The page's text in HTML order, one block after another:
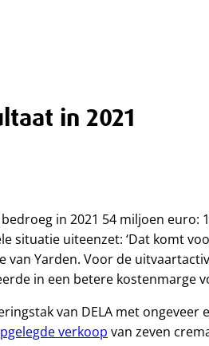
in 2021
in 2021 54 miljoen euro:
situatie uiteenzet: ‘Dat komt
van Yarden. Voor de
in een betere kostenmarge
van DELA met
verkoop van zeven